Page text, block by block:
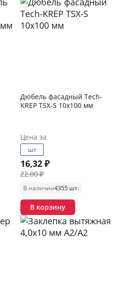
Дюбель фасадный Tech-
KREP TSХ-S 10х100 мм
Цена за
шт
16,32 ₽
22,00 ₽
В наличии4355 шт.
В корзину